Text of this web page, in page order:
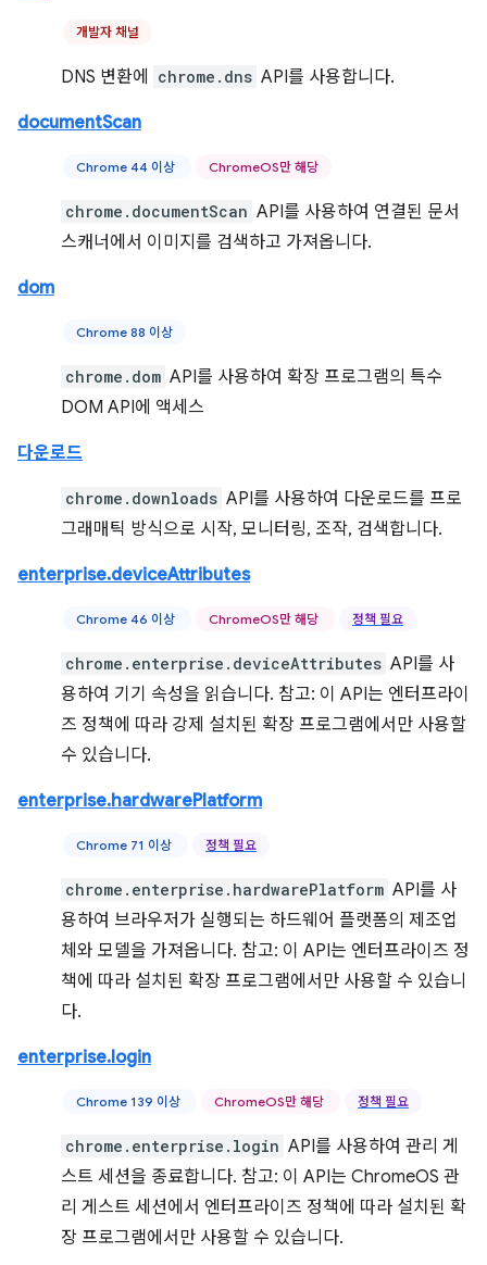
개발자 채널
DNS 변환에 chrome.dns API를 사용합니다.
documentScan
Chrome 44 이상 ChromeOS만 해당
chrome.documentScan API를 사용하여 연결된 문서
스캐너에서 이미지를 검색하고 가져옵니다.
dom
Chrome 88 이상
chrome.dom API를 사용하여 확장 프로그램의 특수
DOM API에 액세스
다운로드
chrome.downloads API를 사용하여 다운로드를 프로
그래매틱 방식으로 시작, 모니터링, 조작, 검색합니다.
enterprise.deviceAttributes
Chrome 46 이상 ChromeOS만 해당 정책 필요
chrome.enterprise.deviceAttributes API를 사
용하여 기기 속성을 읽습니다. 참고: 이 API는 엔터프라이
즈 정책에 따라 강제 설치된 확장 프로그램에서만 사용할
수 있습니다.
enterprise.hardwarePlatform
Chrome 71 이상 정책 필요
chrome.enterprise.hardwarePlatform API를 사
용하여 브라우저가 실행되는 하드웨어 플랫폼의 제조업
체와 모델을 가져옵니다. 참고: 이 API는 엔터프라이즈 정
책에 따라 설치된 확장 프로그램에서만 사용할 수 있습니
다.
enterprise.login
Chrome 139 이상 ChromeOS만 해당 정책 필요
chrome.enterprise.login API를 사용하여 관리 게
스트 세션을 종료합니다. 참고: 이 API는 ChromeOS 관
리 게스트 세션에서 엔터프라이즈 정책에 따라 설치된 확
장 프로그램에서만 사용할 수 있습니다.